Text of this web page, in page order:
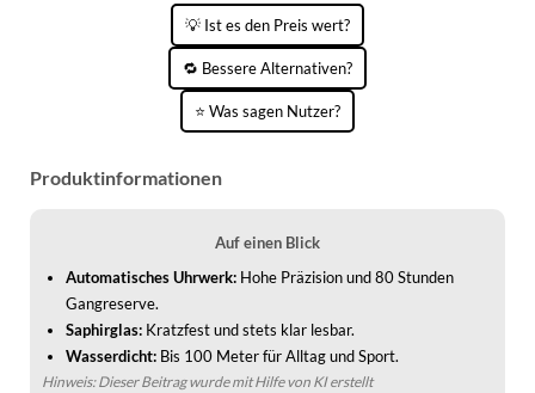
KINDERSCHUHE
OUTDOOR-SCHUHE
SCHUHZUBEHÖR
SNEAKERS
STRANDTASCHEN
TASCHEN-ZUBEHÖR
💡 Ist es den Preis wert?
🔁 Bessere Alternativen?
⭐ Was sagen Nutzer?
Produktinformationen
Auf einen Blick
Automatisches Uhrwerk: Hohe Präzision und 80 Stunden
Gangreserve.
Saphirglas: Kratzfest und stets klar lesbar.
Wasserdicht: Bis 100 Meter für Alltag und Sport.
Hinweis: Dieser Beitrag wurde mit Hilfe von KI erstellt